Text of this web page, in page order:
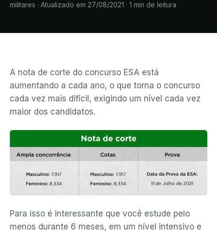
militares · Atualizado em 27/08/2021 · 1 min de leitura
A nota de corte do concurso ESA está
aumentando a cada ano, o que torna o concurso
cada vez mais difícil, exigindo um nível cada vez
maior dos candidatos.
Para isso é interessante que você estude pelo
menos durante 6 meses, em um nível intensivo e